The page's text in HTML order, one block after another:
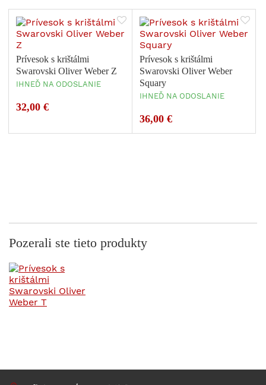
Prívesok s krištálmi
Swarovski Oliver Weber Z
IHNEĎ NA ODOSLANIE
32,00 €
Prívesok s krištálmi
Swarovski Oliver Weber
Squary
IHNEĎ NA ODOSLANIE
36,00 €
Pozerali ste tieto produkty